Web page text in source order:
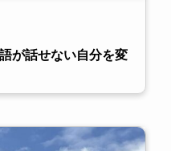
が話せない自分を変